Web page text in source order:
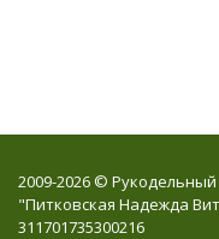
2009-2026 ©
"Питковская Надежда
311701735300216